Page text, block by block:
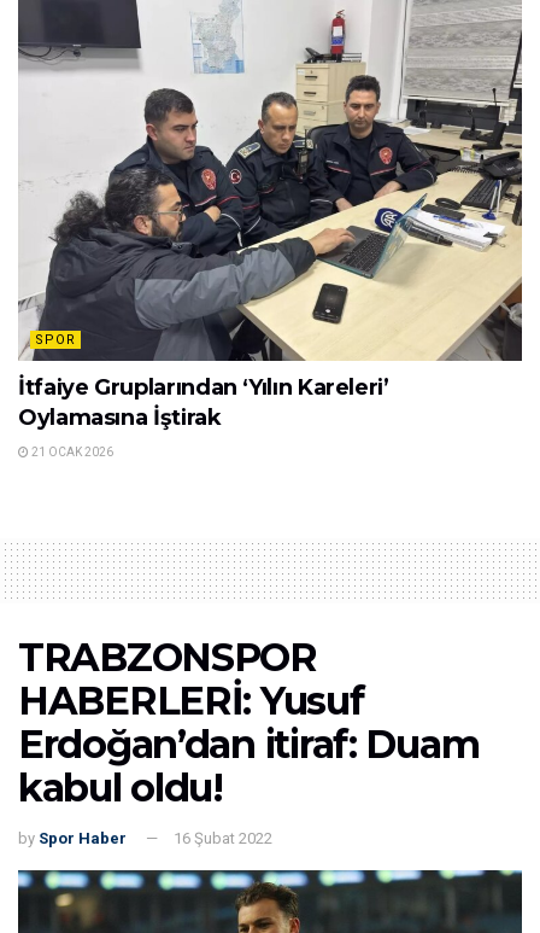
SPOR
İtfaiye Gruplarından ‘Yılın Kareleri’
Oylamasına İştirak
21 OCAK 2026
TRABZONSPOR
HABERLERİ: Yusuf
Erdoğan’dan itiraf: Duam
kabul oldu!
by Spor Haber 16 Şubat 2022